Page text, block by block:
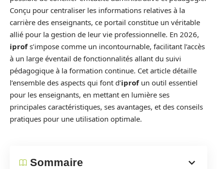
Conçu pour centraliser les informations relatives à la
carrière des enseignants, ce portail constitue un véritable
allié pour la gestion de leur vie professionnelle. En 2026,
iprofs’impose comme un incontournable, facilitant l’accès
à un large éventail de fonctionnalités allant du suivi
pédagogique à la formation continue. Cet article détaille
l’ensemble des aspects qui font d’iprofun outil essentiel
pour les enseignants, en mettant en lumière ses
principales caractéristiques, ses avantages, et des conseils
pratiques pour une utilisation optimale.
Sommaire